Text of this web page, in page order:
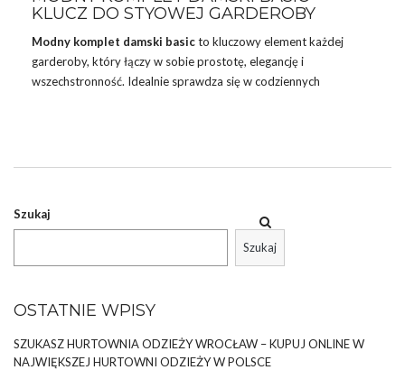
KLUCZ DO STYOWEJ GARDEROBY
Modny komplet damski basicto kluczowy element każdej
garderoby, który łączy w sobie prostotę, elegancję i
wszechstronność. Idealnie sprawdza się w codziennych
wielu stylowych i komfortowych stylizacji, które sprawdzą się …
Szukaj
Szukaj
OSTATNIE WPISY
SZUKASZ HURTOWNIA ODZIEŻY WROCŁAW – KUPUJ ONLINE W
NAJWIĘKSZEJ HURTOWNI ODZIEŻY W POLSCE